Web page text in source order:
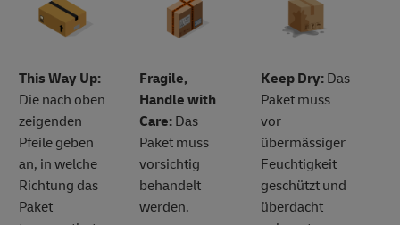
This Way Up:
Die nach oben
zeigenden
Pfeile geben
an, in welche
Richtung das
Paket
Fragile,
Handle with
Care: Das
Paket muss
vorsichtig
behandelt
werden.
Keep Dry:Das
Paket muss
vor
übermässiger
Feuchtigkeit
geschützt und
überdacht